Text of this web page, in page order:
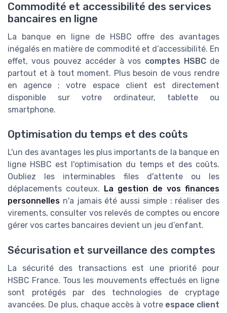
Commodité et accessibilité des services
bancaires en ligne
La banque en ligne de HSBC offre des avantages
inégalés en matière de commodité et d’accessibilité. En
effet, vous pouvez accéder à vos comptes HSBCde
partout et à tout moment. Plus besoin de vous rendre
en agence ; votre espace client est directement
disponible sur votre ordinateur, tablette ou
smartphone.
Optimisation du temps et des coûts
L'un des avantages les plus importants de la banque en
ligne HSBC est l'optimisation du temps et des coûts.
Oubliez les interminables files d'attente ou les
déplacements couteux.
La gestion de vos finances
personnelles n'a jamais été aussi simple : réaliser des
virements, consulter vos relevés de comptes ou encore
gérer vos cartes bancaires devient un jeu d’enfant.
Sécurisation et surveillance des comptes
La sécurité des transactions est une priorité pour
HSBC France. Tous les mouvements effectués en ligne
sont protégés par des technologies de cryptage
avancées. De plus, chaque accès à votre espace client